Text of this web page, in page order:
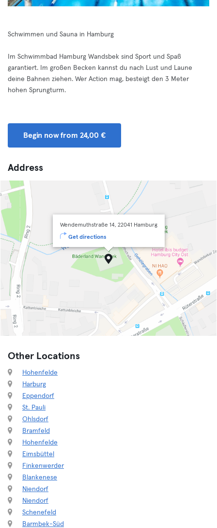
Schwimmen und Sauna in Hamburg
Im Schwimmbad Hamburg Wandsbek sind Sport und Spaß
garantiert. Im großen Becken kannst du nach Lust und Laune
deine Bahnen ziehen. Wer Action mag, besteigt den 3 Meter
hohen Sprungturm.
Begin now from 24,00 €
Address
Wendemuthstraße 14, 22041 Hamburg
Get directions
Other Locations
Hohenfelde
Harburg
Eppendorf
St. Pauli
Ohlsdorf
Bramfeld
Hohenfelde
Eimsbüttel
Finkenwerder
Blankenese
Niendorf
Niendorf
Schenefeld
Barmbek-Süd